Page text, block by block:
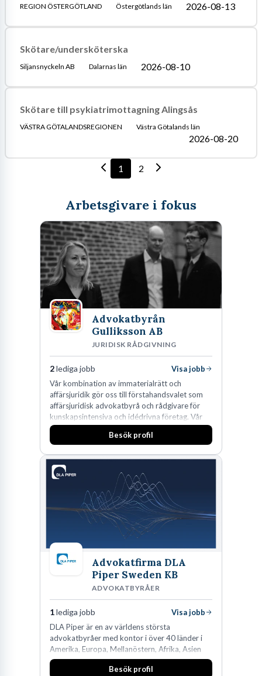
REGION ÖSTERGÖTLAND Östergötlands län 2026-08-13
Skötare/undersköterska
Siljansnyckeln AB Dalarnas län 2026-08-10
Skötare till psykiatrimottagning Alingsås
VÄSTRA GÖTALANDSREGIONEN Västra Götalands län
2026-08-20
1 2
Arbetsgivare i fokus
Advokatbyrån
Gulliksson AB
JURIDISK RÅDGIVNING
2lediga jobb
Visa jobb
Vår kombination av immaterialrätt och
affärsjuridik gör oss till förstahandsvalet som
affärsjuridisk advokatbyrå och rådgivare för
kunskapsintensiva och idédrivna företag. Vår
expertis inom IP-tillgångar har gett oss en
marknadsledande position. Våra klienter väljer
skydda, utveckla och kommersialisera
företagets viktigaste tillgångar.
Besök profil
Advokatfirma DLA
Piper Sweden KB
ADVOKATBYRÅER
1lediga jobb
Visa jobb
DLA Piper är en av världens största
advokatbyråer med kontor i över 40 länder i
Amerika, Europa, Mellanöstern, Afrika, Asien
och Oceanien. Vi är specialister inom
affärsjuridikens alla områden och vi har några
Besök profil